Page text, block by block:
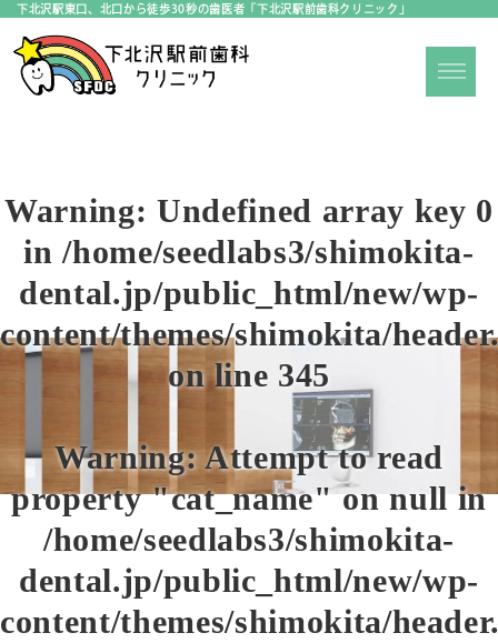
下北沢駅東口、北口から徒歩30秒の歯医者「下北沢駅前歯科クリニック」
Warning: Undefined array key 0
in/home/seedlabs3/shimokita-
dental.jp/public_html/new/wp-
content/themes/shimokita/
on line 345
Warning: Attempt to read
property "cat_name" on null in
/home/seedlabs3/shimokita-
dental.jp/public_html/new/wp-
content/themes/shimokita/